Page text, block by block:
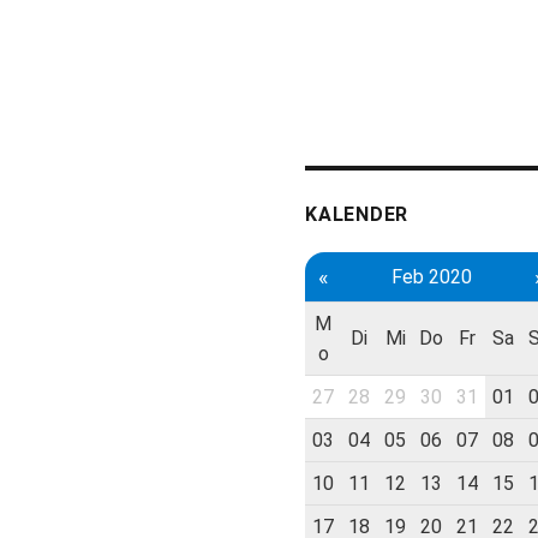
KALENDER
« Feb 2020
M
o
Di Mi Do Fr Sa
27 28 29 30 31 01
03
04 05 06 07 08
10
11 12 13 14 15
17
18 19 20 21 22